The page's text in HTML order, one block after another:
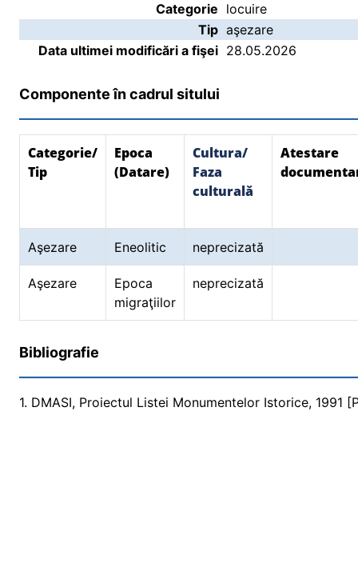
Categorie locuire
Tip aşezare
Data ultimei modificări a fişei 28.05.2026
Componente în cadrul sitului
Categorie/
Tip
Epoca
(Datare)
Cultura/
Faza
culturală
Atestare
Aşezare Eneolitic neprecizată
Aşezare
Epoca
migraţiilor
neprecizată
Bibliografie
1. DMASI, Proiectul Listei Monumentelor Istorice, 1991